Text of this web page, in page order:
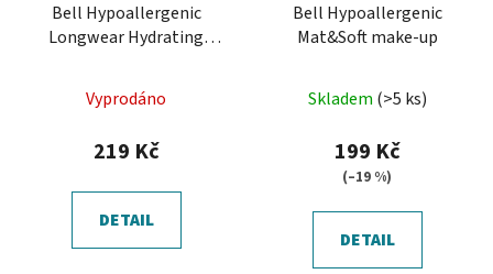
Bell Hypoallergenic
Longwear Hydrating
hodnocení
produktu
5,0
z
Vyprodáno
219 Kč
DETAIL
Bell Hypoallergenic
Mat&Soft make-up
hodnocení
produktu
je
z
Skladem (>5 ks)
199 Kč
(–19 %)
DETAIL